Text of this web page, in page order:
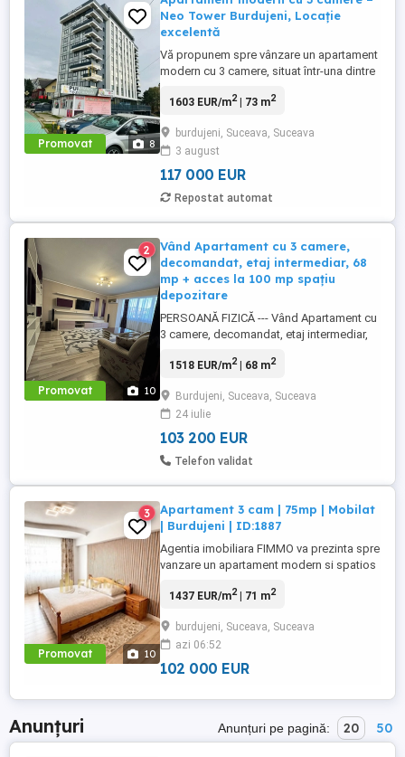
Promovat 8
Neo Tower Burdujeni, Locație
excelentă
Vă propunem spre vânzare un apartament
modern cu 3 camere, situat într-una dintre
cadrul ansamblului rezidențial Neo Tower,
suprafață utilă de 73 mp și este amplasat
la etajul 6 dintr-un bloc nou, prevăzut cu
lift, având ...
1603 EUR/m2| 73 m2
burdujeni, Suceava, Suceava
3 august
117 000 EUR
Repostat automat
Promovat 10
2
Vând Apartament cu 3 camere,
decomandat, etaj intermediar, 68
mp + acces la 100 mp spațiu
depozitare
PERSOANĂ FIZICĂ --- Vând Apartament cu
3 camere, decomandat, etaj intermediar,
depozitare, renovat, mobilat si utilat, zonă
sunt predictibile, apartamentul este deja
renovat complet și știi exact ce cumperi!
Dacă ...
1518 EUR/m2| 68 m2
Burdujeni, Suceava, Suceava
24 iulie
103 200 EUR
Telefon validat
Promovat 10
3
Apartament 3 cam | 75mp | Mobilat
| Burdujeni | ID:1887
Agentia imobiliara FIMMO va prezinta spre
vanzare un apartament modern si spatios
Proprietatea beneficiaza de o amplasare
facilitatile necesare unui stil de viata
confortabil. In imediata apropiere se
regasesc statii ...
1437 EUR/m2| 71 m2
burdujeni, Suceava, Suceava
azi 06:52
102 000 EUR
Anunțuri Anunțuri pe pagină: 20 50